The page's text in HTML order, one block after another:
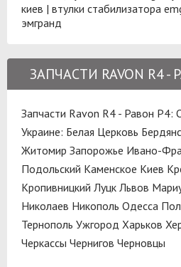
киев | втулки стабилизатора
эмгранд
ЗАПЧАСТИ RAVON R4
Запчасти Ravon R4 - Равон Р4:
Украине: Белая Церковь
Житомир Запорожье Ивано-
Подольский Каменское Киев
Кропивницкий Луцк Львов
Николаев Никополь Одесса
Тернополь Ужгород Харьков
Черкассы Чернигов Черновцы